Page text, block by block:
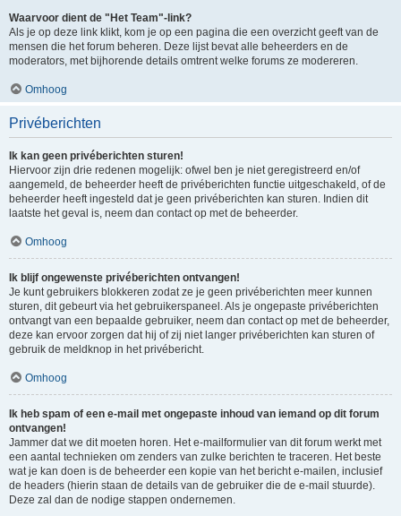
Waarvoor dient de "Het Team"-link?
Als je op deze link klikt, kom je op een pagina die een overzicht geeft van de
mensen die het forum beheren. Deze lijst bevat alle beheerders en de
moderators, met bijhorende details omtrent welke forums ze modereren.
Omhoog
Privéberichten
Ik kan geen privéberichten sturen!
Hiervoor zijn drie redenen mogelijk: ofwel ben je niet geregistreerd en/of
aangemeld, de beheerder heeft de privéberichten functie uitgeschakeld, of de
beheerder heeft ingesteld dat je geen privéberichten kan sturen. Indien dit
laatste het geval is, neem dan contact op met de beheerder.
Omhoog
Ik blijf ongewenste privéberichten ontvangen!
Je kunt gebruikers blokkeren zodat ze je geen privéberichten meer kunnen
sturen, dit gebeurt via het gebruikerspaneel. Als je ongepaste privéberichten
ontvangt van een bepaalde gebruiker, neem dan contact op met de beheerder,
deze kan ervoor zorgen dat hij of zij niet langer privéberichten kan sturen of
gebruik de meldknop in het privébericht.
Omhoog
Ik heb spam of een e-mail met ongepaste inhoud van iemand op dit forum
ontvangen!
Jammer dat we dit moeten horen. Het e-mailformulier van dit forum werkt met
een aantal technieken om zenders van zulke berichten te traceren. Het beste
wat je kan doen is de beheerder een kopie van het bericht e-mailen, inclusief
de headers (hierin staan de details van de gebruiker die de e-mail stuurde).
Deze zal dan de nodige stappen ondernemen.